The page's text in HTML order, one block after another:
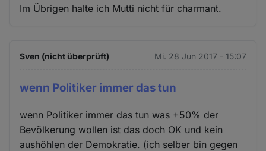
Im Übrigen halte ich Mutti nicht für charmant.
Sven (nicht überprüft) Mi. 28 Jun 2017 - 15:07
wenn Politiker immer das tun
wenn Politiker immer das tun was +50% der
Bevölkerung wollen ist das doch OK und kein
aushöhlen der Demokratie. (ich selber bin gegen